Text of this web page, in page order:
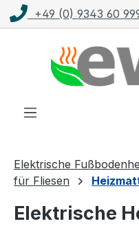
Zum Hauptinhalt
von 10 bis 16 Uhr)
Elektrische
für Fliesen
Elektrische